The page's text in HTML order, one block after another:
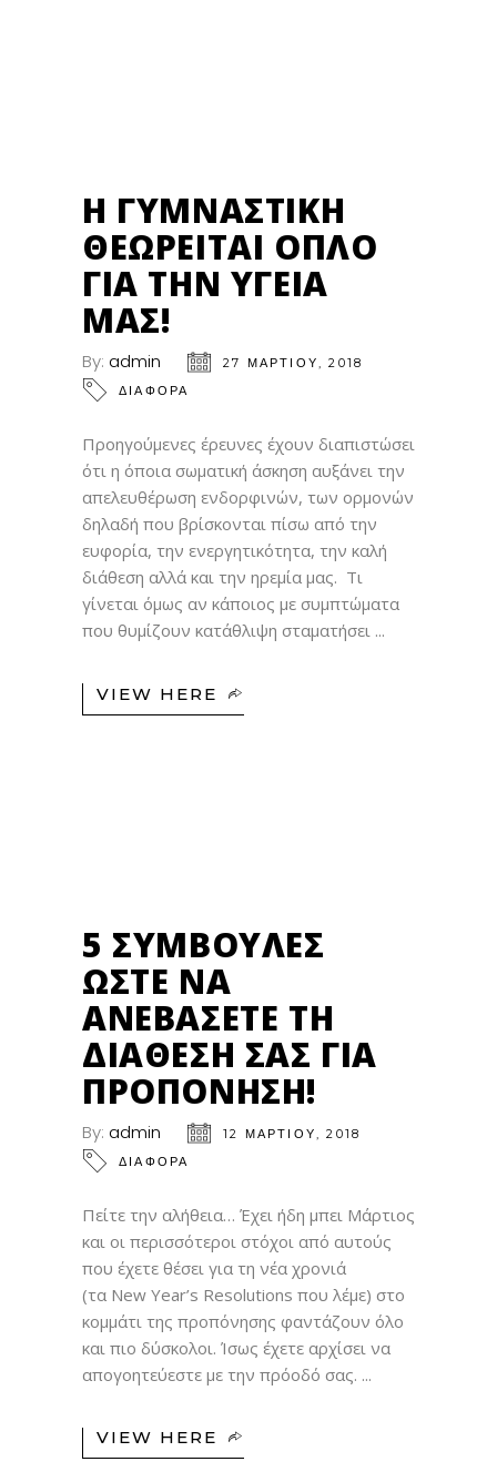
Η ΓΥΜΝΑΣΤΙΚΉ
ΘΕΩΡΕΊΤΑΙ ΌΠΛΟ
ΓΙΑ ΤΗΝ ΥΓΕΊΑ
ΜΑΣ!
By: admin
27 ΜΑΡΤΊΟΥ, 2018
ΔΙΑΦΟΡΑ
Προηγούμενες έρευνες έχουν διαπιστώσει
ότι η όποια σωματική άσκηση αυξάνει την
απελευθέρωση ενδορφινών, των ορμονών
δηλαδή που βρίσκονται πίσω από την
ευφορία, την ενεργητικότητα, την καλή
διάθεση αλλά και την ηρεμία μας. Τι
γίνεται όμως αν κάποιος με συμπτώματα
που θυμίζουν κατάθλιψη σταματήσει
VIEW HERE
5 ΣΥΜΒΟΥΛΈΣ
ΏΣΤΕ ΝΑ
ΑΝΕΒΆΣΕΤΕ ΤΗ
ΔΙΆΘΕΣΉ ΣΑΣ ΓΙΑ
ΠΡΟΠΌΝΗΣΗ!
By: admin
12 ΜΑΡΤΊΟΥ, 2018
ΔΙΑΦΟΡΑ
Πείτε την αλήθεια… Έχει ήδη μπει Μάρτιος
και οι περισσότεροι στόχοι από αυτούς
που έχετε θέσει για τη νέα χρονιά
(τα New Year’s Resolutions που λέμε) στο
κομμάτι της προπόνησης φαντάζουν όλο
και πιο δύσκολοι. Ίσως έχετε αρχίσει να
απογοητεύεστε με την πρόοδό σας.
VIEW HERE